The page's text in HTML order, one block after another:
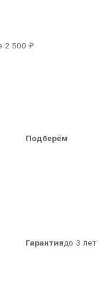
2 500 ₽
Подберём
Гарантиядо 3 лет